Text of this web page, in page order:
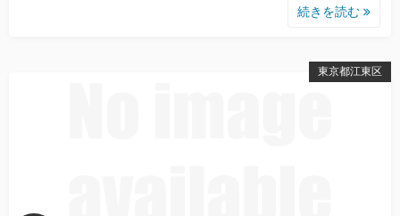
続きを読む
東京都江東区